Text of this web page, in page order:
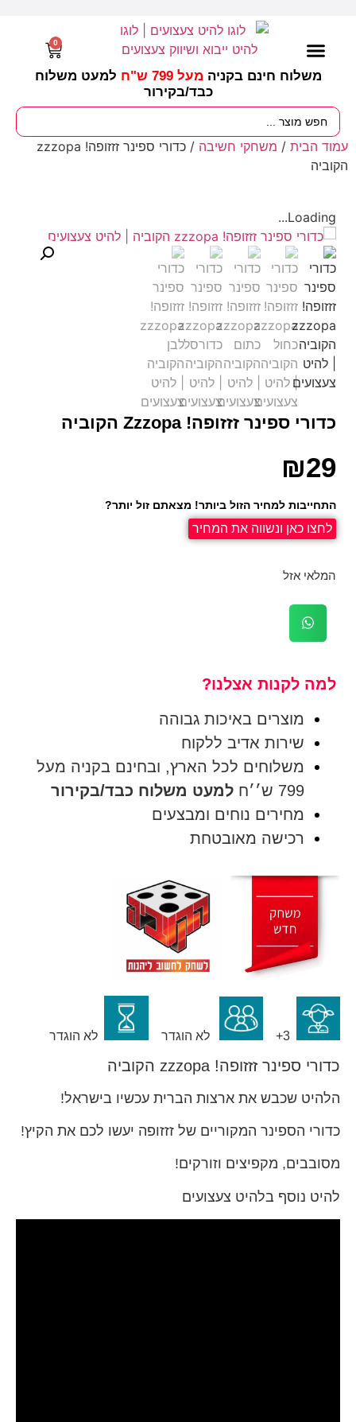
משלוח חינם בקניה מעל 799 ש"ח
למעט משלוח
כבד/בקירור
0
עמוד הבית / משחקי חשיבה
/ כדורי ספינר זזזופה! zzzopa
הקוביה
Loading...
כדורי ספינר זזזופה! Zzzopa הקוביה
₪29
התחייבות למחיר הזול ביותר! מצאתם זול יותר?
לחצו כאן ונשווה את המחיר
המלאי אזל
למה לקנות אצלנו?
מוצרים באיכות גבוהה
שירות אדיב ללקוח
משלוחים לכל הארץ, ובחינם בקניה מעל
799 ש׳׳ח
למעט משלוח כבד/בקירור
מחירים נוחים ומבצעים
רכישה מאובטחת
לא הוגדר לא הוגדר
כדורי ספינר זזזופה! zzzopa הקוביה
הלהיט שכבש את ארצות הברית עכשיו בישראל!
כדורי הספינר המקוריים של זזזופה יעשו לכם את הקיץ!
מסובבים, מקפיצים וזורקים!
להיט נוסף בלהיט צעצועים